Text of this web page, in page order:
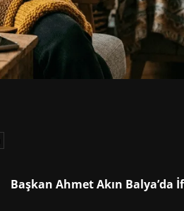
Başkan Ahmet Akın Balya’da